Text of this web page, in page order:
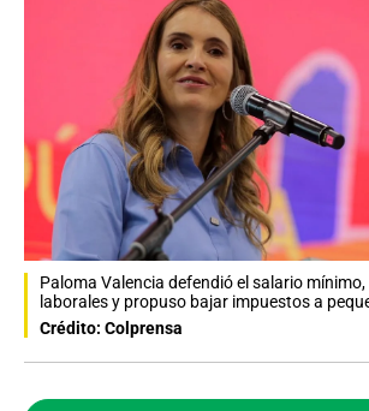
Paloma Valencia defendió el salario
laborales y propuso bajar impuestos a
Crédito: Colprensa